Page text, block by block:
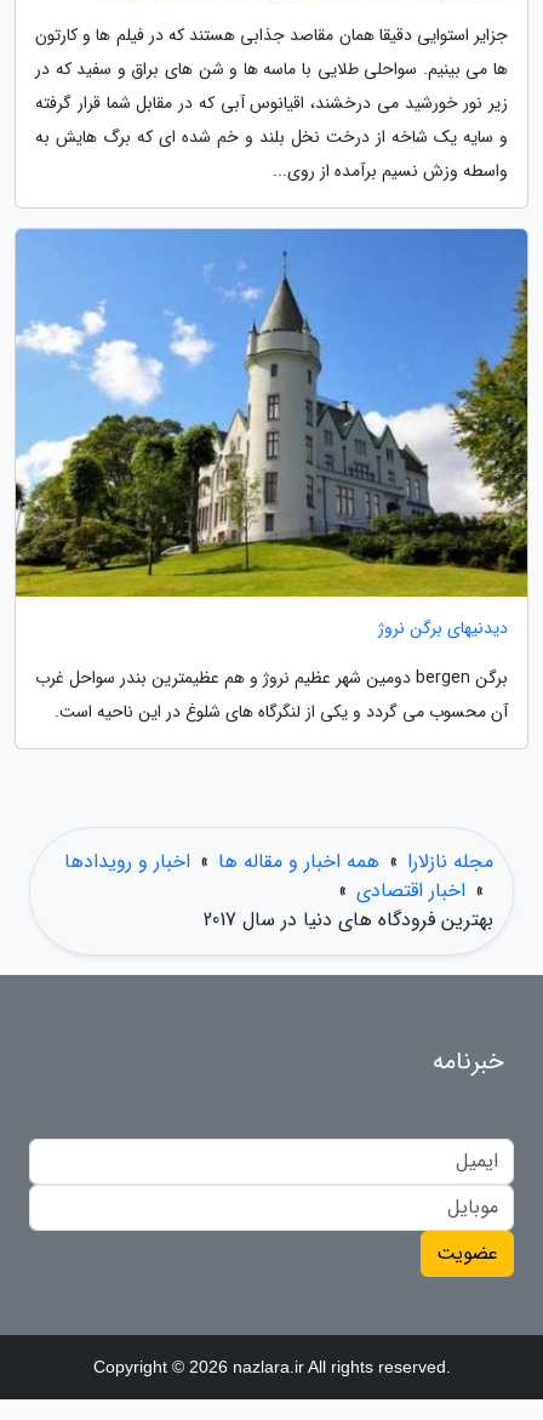
جزایر استوایی دقیقا همان مقاصد جذابی هستند که در فیلم ها و کارتون
ها می بینیم. سواحلی طلایی با ماسه ها و شن های براق و سفید که در
زیر نور خورشید می درخشند، اقیانوس آبی که در مقابل شما قرار گرفته
و سایه یک شاخه از درخت نخل بلند و خم شده ای که برگ هایش به
واسطه وزش نسیم برآمده از روی...
دیدنیهای برگن نروژ
برگن bergen دومین شهر عظیم نروژ و هم عظیمترین بندر سواحل غرب
آن محسوب می گردد و یکی از لنگرگاه های شلوغ در این ناحیه است.
مجله نازلارا » همه اخبار و مقاله ها » اخبار و رویدادها
» اخبار اقتصادی »
بهترین فرودگاه های دنیا در سال 2017
خبرنامه
عضویت
Copyright © 2026 nazlara.ir All rights reserved.